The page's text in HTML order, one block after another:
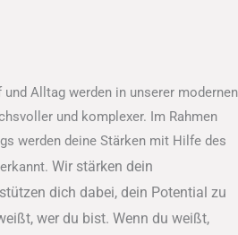
Alltag werden in unserer modernen
und komplexer. Im Rahmen
werden deine Stärken mit Hilfe des
Wir stärken dein
dich dabei, dein Potential zu
wer du bist. Wenn du weißt,